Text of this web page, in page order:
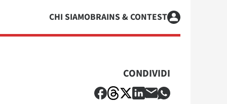
CHI SIAMOBRAINS & CONTEST
CONDIVIDI